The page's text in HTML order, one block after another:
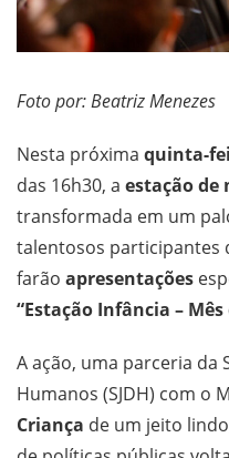
Foto por: Beatriz Menezes
Nesta próxima quinta-
das 16h30, a estação de
transformada em um
talentosos participantes
farão apresentações
“Estação Infância –
A ação, uma parceria da
Humanos (SJDH) com o
Criança de um jeito